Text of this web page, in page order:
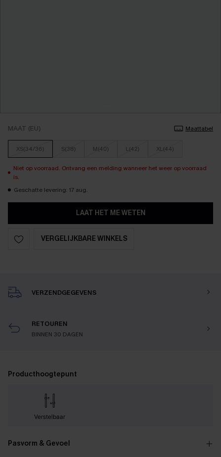
MAAT (EU) Maattabel
XS(34/36) S(38) M(40) L(42) XL(44)
Niet op voorraad. Ontvang een melding wanneer het weer op voorraad
is.
Geschatte levering: 17 aug.
LAAT HET ME WETEN
VERGELIJKBARE WINKELS
VERZENDGEGEVENS
RETOUREN
BINNEN 30 DAGEN
Producthoogtepunt
Verstelbaar
Pasvorm & Gevoel